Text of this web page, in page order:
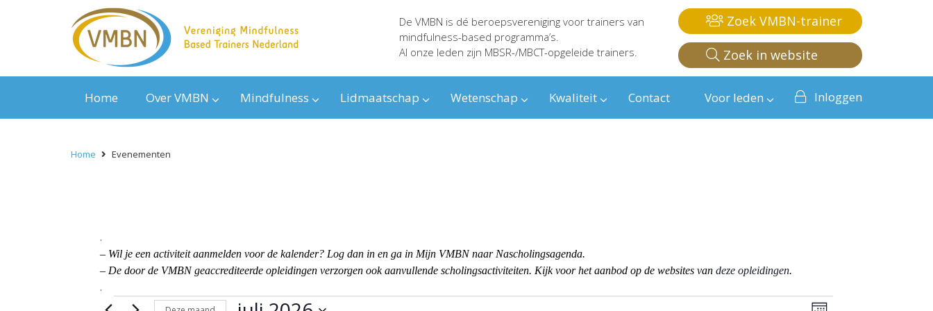
De VMBN is dé beroepsvereniging voor trainers van
mindfulness-based programma’s.
Al onze leden zijn MBSR-/MBCT-opgeleide trainers.
Zoek VMBN-trainer
Zoek in website
Home Over VMBN Mindfulness Lidmaatschap Wetenschap Kwaliteit Contact Voor leden Inloggen
Home Evenementen
.
– Wil je een activiteit aanmelden voor de kalender? Log dan in en ga in Mijn VMBN naar Nascholingsagenda.
– De door de VMBN geaccrediteerde opleidingen verzorgen ook aanvullende scholingsactiviteiten. Kijk voor het aanbod op de websites van deze opleidingen.
.
Evenementen
Evenement